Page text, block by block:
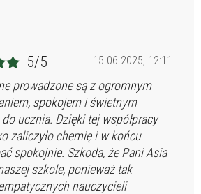
15.06.2025, 12:11
5/5
prowadzone są z ogromnym
spokojem i świetnym
ucznia. Dzięki tej współpracy
zaliczyło chemię i w końcu
spokojnie. Szkoda, że Pani Asia
szkole, ponieważ tak
nauczycieli